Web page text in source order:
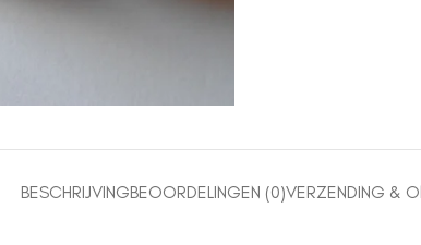
BESCHRIJVINGBEOORDELINGEN (0)VERZENDING &